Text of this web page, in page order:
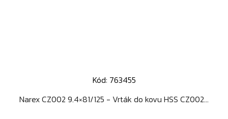
Kód: 763455
Narex CZ002 9.4×81/125 - Vrták do kovu HSS CZ002...